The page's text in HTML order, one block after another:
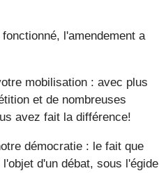
l'amendement a
mobilisation : avec plus
et de nombreuses
avez fait la différence!
démocratie : le fait que
d'un débat, sous l'égide